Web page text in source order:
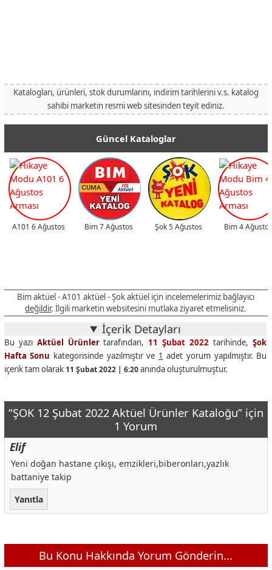
Katalogları, ürünleri, stok durumlarını, indirim tarihlerini v.s. katalog
sahibi marketin resmi web sitesinden teyit ediniz.
Güncel Kataloglar
A101 6 Ağustos Bim 7 Ağustos Şok 5 Ağustos Bim 4 Ağustos
Bim aktüel - A101 aktüel - Şok aktüel için incelemelerimiz bağlayıcı
değildir. İlgili marketin websitesini mutlaka ziyaret etmelisiniz.
İçerik Detayları
Bu yazı Aktüel Ürünlertarafından, 11 Şubat 2022 tarihinde,Şok
Hafta Sonu kategorisinde yazılmıştır ve 1 adet yorum yapılmıştır. Bu
içerik tam olarak 11 Şubat 2022 | 6:20anında oluşturulmuştur.
“ŞOK 12 Şubat 2022 Aktüel Ürünler Kataloğu” için
1 Yorum
Elif
Yeni doğan hastane çıkışı, emzikleri,biberonları,yazlık
battaniye takip
Yanıtla
Bu Konu Hakkında Yorum Gönderin...